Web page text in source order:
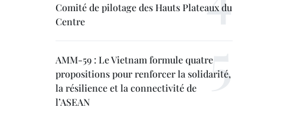
Comité de pilotage des Hauts Plateaux du
Centre
AMM-59 : Le Vietnam formule quatre
propositions pour renforcer la solidarité,
la résilience et la connectivité de
l’ASEAN